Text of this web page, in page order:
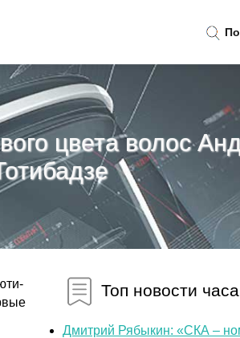
цвета волос
Топ новости часа
Дмитрий Рябыкин: «СКА –